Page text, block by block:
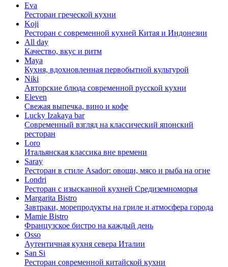
Eva
Ресторан греческой кухни
Koji
Ресторан с cовременной кухней Китая и Индонезии
All day
Качество, вкус и ритм
Maya
Кухня, вдохновленная первобытной культурой
Niki
Авторские блюда современной русской кухни
Eleven
Свежая выпечка, вино и кофе
Lucky Izakaya bar
Современный взгляд на классический японский
ресторан
Loro
Итальянская классика вне времени
Saray
Ресторан в стиле Asador: овощи, мясо и рыба на огне
Londri
Ресторан с изысканной кухней Средиземноморья
Margarita Bistro
Завтраки, морепродукты на гриле и атмосфера города
Mamie Bistro
Французское бистро на каждый день
Osso
Аутентичная кухня севера Италии
San Si
Ресторан современной китайской кухни